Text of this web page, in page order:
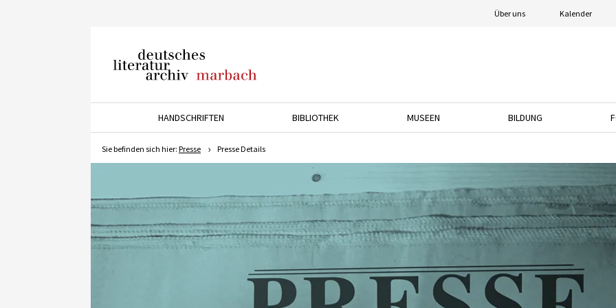
Über uns Kalender
Marbach
HANDSCHRIFTEN
BIBLIOTHEK
MUSEEN
BILDUNG
Sie befinden sich hier: Presse Presse Details